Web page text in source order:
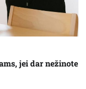
jei dar nežinote